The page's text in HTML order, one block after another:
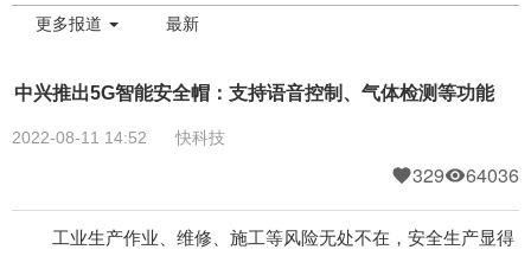
更多报道 最新
中兴推出5G智能安全帽：支持语音控制、气体检测等功能
2022-08-11 14:52 快科技
329 64036
工业生产作业、维修、施工等风险无处不在，安全生产显得